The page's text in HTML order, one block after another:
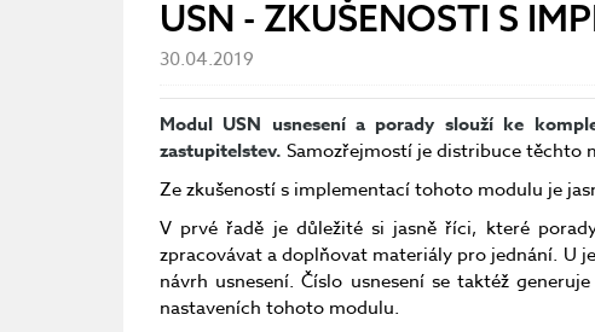
USN - ZKUŠENOSTI S
30.04.2019
Modul USN usnesení a porady slouží ke
zastupitelstev. Samozřejmostí je distribuce těchto
Ze zkušeností s implementací tohoto modulu je
V prvé řadě je důležité si jasně říci, které
zpracovávat a doplňovat materiály pro jednání. U
návrh usnesení. Číslo usnesení se taktéž
nastaveních tohoto modulu.